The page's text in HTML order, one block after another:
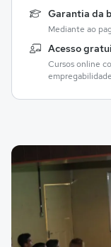
Garantia da
Mediante ao
Acesso
Cursos online
empregabilidade
Galeria de imagem